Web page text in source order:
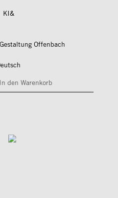
KI&
Offenbach
In den Warenkorb